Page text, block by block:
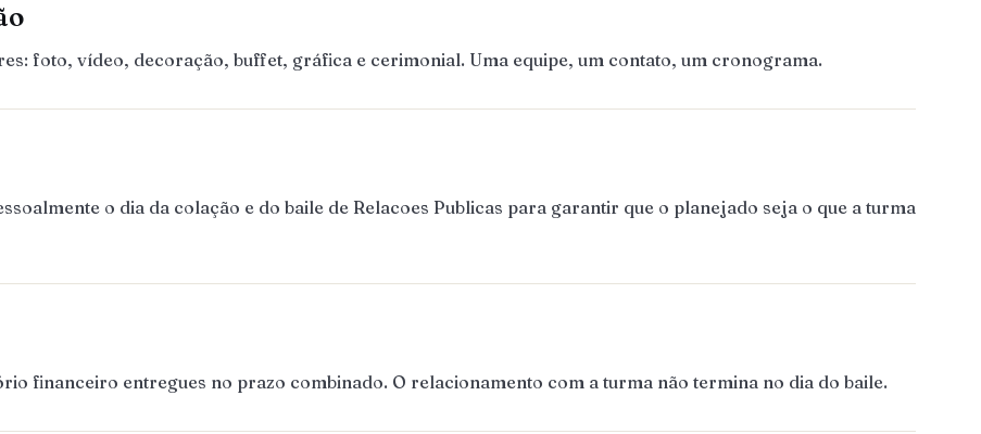
foto, vídeo, decoração, buffet, gráfica e cerimonial. Uma equipe, um contato, um cronograma.
o dia da colação e do baile de Relacoes Publicas para garantir que o planejado seja o que a turma
financeiro entregues no prazo combinado. O relacionamento com a turma não termina no dia do baile.